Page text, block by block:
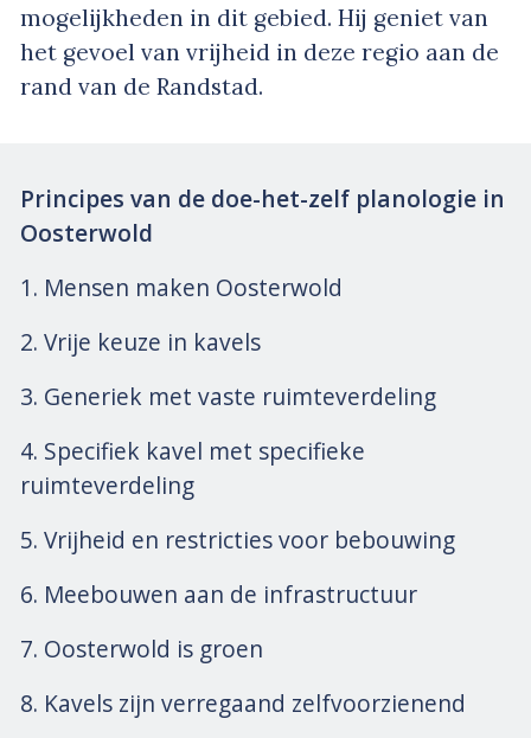
mogelijkheden in dit gebied. Hij geniet van
het gevoel van vrijheid in deze regio aan de
rand van de Randstad.
Principes van de doe-het-zelf planologie in
Oosterwold
1. Mensen maken Oosterwold
2. Vrije keuze in kavels
3. Generiek met vaste ruimteverdeling
4. Specifiek kavel met specifieke
ruimteverdeling
5. Vrijheid en restricties voor bebouwing
6. Meebouwen aan de infrastructuur
7. Oosterwold is groen
8. Kavels zijn verregaand zelfvoorzienend